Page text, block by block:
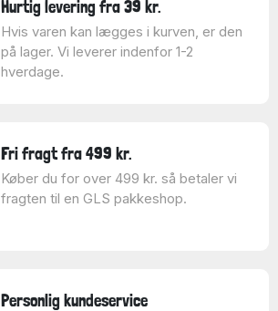
Hurtig levering fra 39 kr.
Hvis varen kan lægges i kurven, er den
på lager. Vi leverer indenfor 1-2
hverdage.
Fri fragt fra 499 kr.
Køber du for over 499 kr. så betaler vi
fragten til en GLS pakkeshop.
Personlig kundeservice